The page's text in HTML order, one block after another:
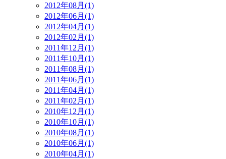
2012年08月(1)
2012年06月(1)
2012年04月(1)
2012年02月(1)
2011年12月(1)
2011年10月(1)
2011年08月(1)
2011年06月(1)
2011年04月(1)
2011年02月(1)
2010年12月(1)
2010年10月(1)
2010年08月(1)
2010年06月(1)
2010年04月(1)